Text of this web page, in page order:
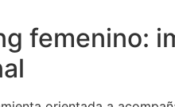
femenino: